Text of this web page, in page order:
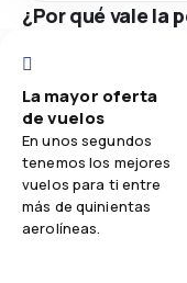
¿Por qué vale la
La mayor oferta
de vuelos
En unos segundos
tenemos los mejores
vuelos para ti entre
más de quinientas
aerolíneas.